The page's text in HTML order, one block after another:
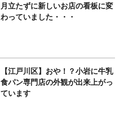
月立たずに新しいお店の看板に変
わっていました・・・
【江戸川区】おや！？小岩に牛乳
食パン専門店の外観が出来上がっ
ています